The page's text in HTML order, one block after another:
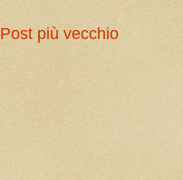
Post più vecchio